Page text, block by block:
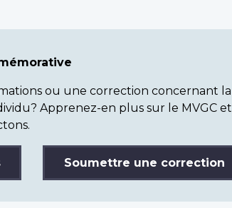
ou une correction concernant la
Apprenez-en plus sur le MVGC et
Soumettre une correction